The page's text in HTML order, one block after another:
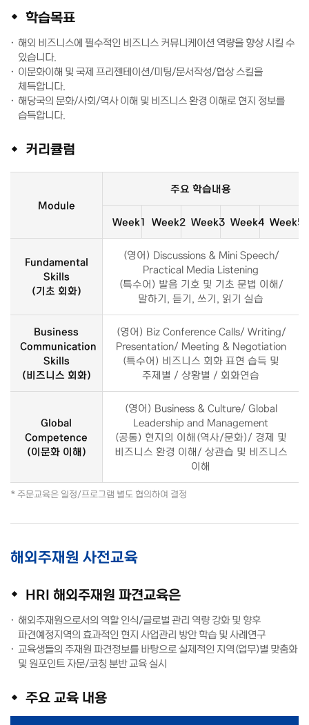
학습목표
해외 비즈니스에 필수적인 비즈니스 커뮤니케이션 역량을 향상 시킬 수
있습니다.
이문화이해 및 국제 프리젠테이션/미팅/문서작성/협상 스킬을
체득합니다.
해당국의 문화/사회/역사 이해 및 비즈니스 환경 이해로 현지 정보를
습득합니다.
커리큘럼
Module
주요 학습내용
Week1 Week2 Week3 Week4 Week5
Fundamental
Skills
(기초 회화)
(영어) Discussions & Mini Speech​/
Practical Media Listening
(특수어) 발음 기호 및 기초 문법 이해/
말하기, 듣기, 쓰기, 읽기 실습
Business
Communication
Skills
(비즈니스 회화)
(영어) Biz Conference Calls/ Writing/
Presentation/ Meeting & Negotiation
(특수어) 비즈니스 회화 표현 습득 및
주제별 / 상황별 / 회화연습
Global
Competence
(이문화 이해)
(영어) Business & Culture/ Global
Leadership and Management
(공통) 현지의 이해(역사/문화)/ 경제 및
비즈니스 환경 이해/ 상관습 및 비즈니스
이해
*주문교육은 일정/프로그램 별도 협의하여 결정
해외주재원 사전교육
HRI 해외주재원 파견교육은
해외주재원으로서의 역할 인식/글로벌 관리 역량 강화 및 향후
파견예정지역의 효과적인 현지 사업관리 방안 학습 및 사례연구
교육생들의 주재원 파견정보를 바탕으로 실제적인 지역(업무)별 맞춤화
및 원포인트 자문/코칭 분반 교육 실시
주요 교육 내용